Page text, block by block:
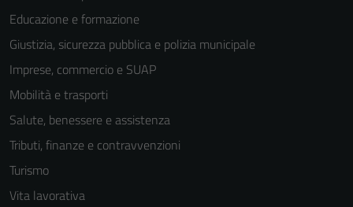
Educazione e formazione
Giustizia, sicurezza pubblica e polizia municipale
Imprese, commercio e SUAP
Mobilità e trasporti
Salute, benessere e assistenza
Tributi, finanze e contravvenzioni
Turismo
Vita lavorativa